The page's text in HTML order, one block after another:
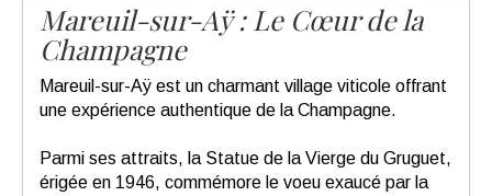
Mareuil-sur-Aÿ : Le Cœur de la
Champagne
Mareuil-sur-Aÿ est un charmant village viticole offrant
une expérience authentique de la Champagne.
Parmi ses attraits, la Statue de la Vierge du Gruguet,
érigée en 1946, commémore le voeu exaucé par la